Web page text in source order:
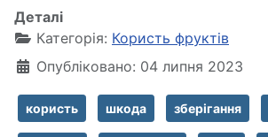
Деталі
Категорія: Користь фруктів
Опубліковано: 04 липня 2023
користь шкода зберігання